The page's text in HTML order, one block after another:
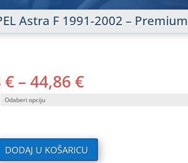
Astra F 1991-2002 – Premium
€ – 44,86 €RASPON
CIJENA:
44,86 €
DODAJ U KOŠARICU